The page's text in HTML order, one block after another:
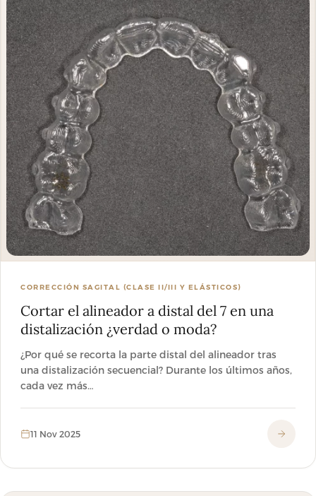
CORRECCIÓN SAGITAL (CLASE II/III Y ELÁSTICOS)
Cortar el alineador a distal del 7 en una
distalización ¿verdad o moda?
¿Por qué se recorta la parte distal del alineador tras
una distalización secuencial? Durante los últimos años,
cada vez más…
11 Nov 2025